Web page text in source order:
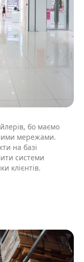
бо маємо
мережами.
на базі
системи
клієнтів.